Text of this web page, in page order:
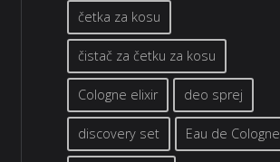
četka za kosu
čistač za četku za kosu
Cologne elixir deo sprej
discovery set Eau de Cologne